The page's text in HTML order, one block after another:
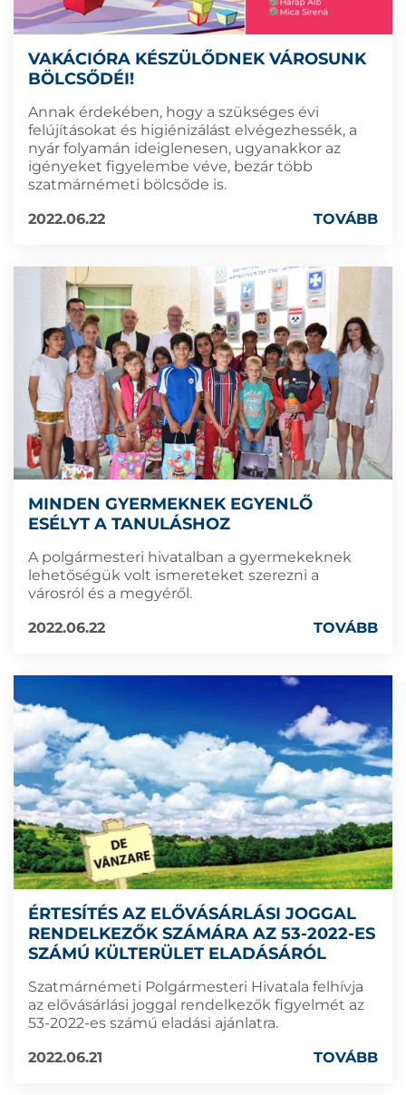
VAKÁCIÓRA KÉSZÜLŐDNEK VÁROSUNK
BÖLCSŐDÉI!
Annak érdekében, hogy a szükséges évi
felújításokat és higiénizálást elvégezhessék, a
nyár folyamán ideiglenesen, ugyanakkor az
igényeket figyelembe véve, bezár több
szatmárnémeti bölcsőde is.
2022.06.22
TOVÁBB
MINDEN GYERMEKNEK EGYENLŐ
ESÉLYT A TANULÁSHOZ
A polgármesteri hivatalban a gyermekeknek
lehetőségük volt ismereteket szerezni a
városról és a megyéről.
2022.06.22
TOVÁBB
ÉRTESÍTÉS AZ ELŐVÁSÁRLÁSI JOGGAL
RENDELKEZŐK SZÁMÁRA AZ 53-2022-ES
SZÁMÚ KÜLTERÜLET ELADÁSÁRÓL
Szatmárnémeti Polgármesteri Hivatala felhívja
az elővásárlási joggal rendelkezők figyelmét az
53-2022-es számú eladási ajánlatra.
2022.06.21
TOVÁBB